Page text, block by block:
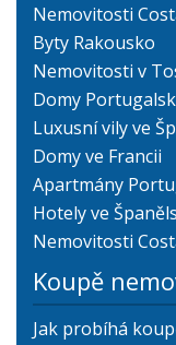
Nemovitosti
Byty Rakousko
Nemovitosti v
Domy
Luxusní vily ve
Domy ve Francii
Apartmány
Hotely ve
Nemovitosti
Koupě
Jak probíhá